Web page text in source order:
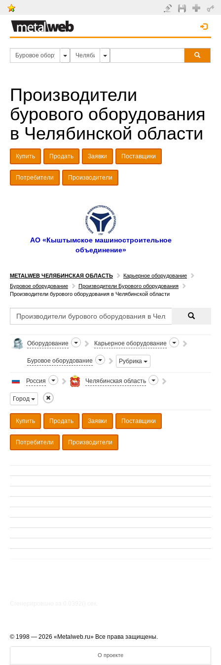
Производители
бурового оборудования
в Челябинской области
Купить Продать Заявки Поставщики
Потребители Производители
АО «Кыштымское машиностроительное
объединение»
METALWEB ЧЕЛЯБИНСКАЯ ОБЛАСТЬ
Карьерное оборудование
Буровое оборудование
Производители Бурового оборудования
Производители бурового оборудования в Челябинской области
Оборудование Карьерное оборудование
Буровое оборудование Рубрика
Россия Челябинская область
Город
Купить Продать Заявки Поставщики
Потребители Производители
© 1998 — 2026 «Metalweb.ru» Все права защищены.
О проекте